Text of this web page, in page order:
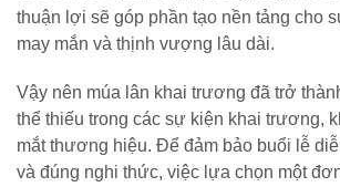
thuận lợi sẽ góp phần tạo nền tảng cho
may mắn và thịnh vượng lâu dài.
Vậy nên múa lân khai trương đã trở
thể thiếu trong các sự kiện khai trương,
mắt thương hiệu. Để đảm bảo buổi lễ
và đúng nghi thức, việc lựa chọn một